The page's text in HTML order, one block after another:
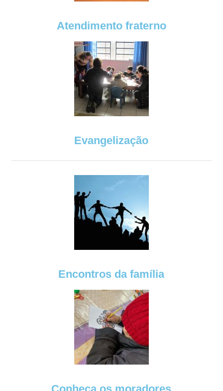
Atendimento fraterno
Evangelização
Encontros da família